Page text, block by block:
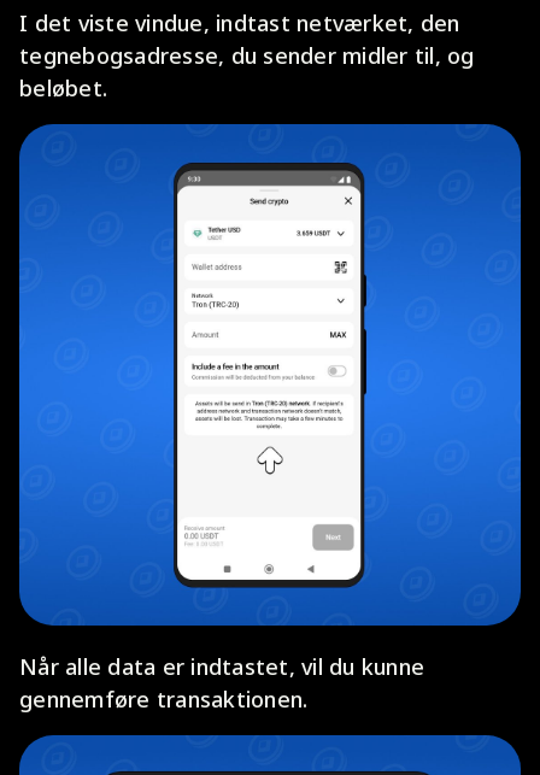
I det viste vindue, indtast netværket, den
tegnebogsadresse, du sender midler til, og
beløbet.
Når alle data er indtastet, vil du kunne
gennemføre transaktionen.